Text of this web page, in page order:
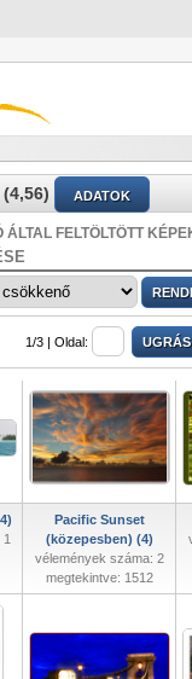
ADATOK
FELTÖLTÖTT
1/3 | Oldal:
Pacific Sunset
(közepesben) (4)
vélemények száma: 2
megtekintve: 1512